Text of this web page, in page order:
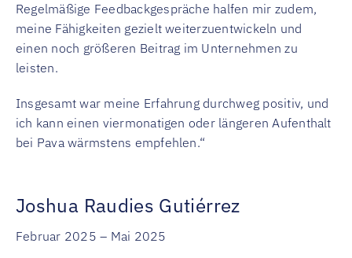
Regelmäßige Feedbackgespräche halfen mir zudem,
meine Fähigkeiten gezielt weiterzuentwickeln und
einen noch größeren Beitrag im Unternehmen zu
leisten.
Insgesamt war meine Erfahrung durchweg positiv, und
ich kann einen viermonatigen oder längeren Aufenthalt
bei Pava wärmstens empfehlen.“
Joshua Raudies Gutiérrez
Februar 2025 – Mai 2025